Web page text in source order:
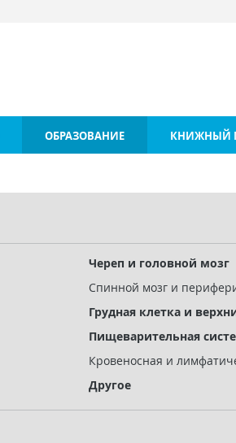
ОБРАЗОВАНИЕ КНИЖНЫЙ
Череп и головной мозг
Спинной мозг и
Грудная клетка и
Пищеварительная
Кровеносная и
Другое